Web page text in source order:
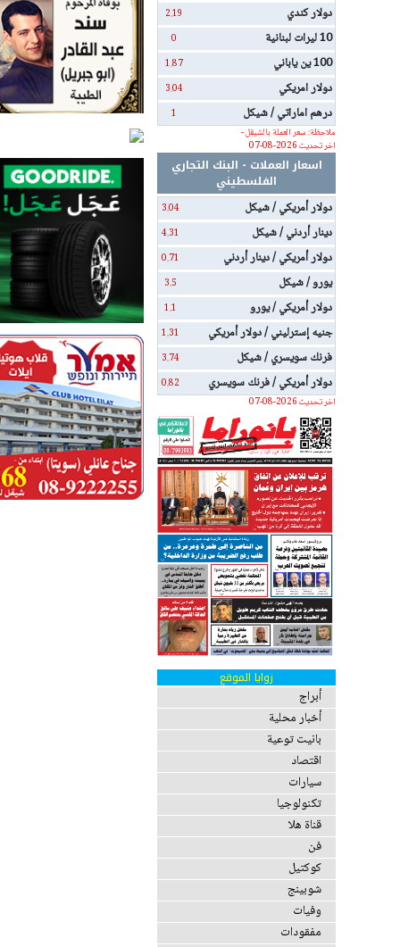
دولار كندي 2.19
10 ليرات لبنانية 0
100 ين ياباني 1.87
دولار امريكي 3.04
درهم اماراتي / شيكل
1
ملاحظة: سعر العملة بالشيقل -
اخر تحديث 2026-08-07
اسعار العملات - البنك التجاري
الفلسطيني
دولار أمريكي / شيكل
3.04
دينار أردني / شيكل 4.31
دولار أمريكي / دينار أردني 0.71
يورو / شيكل 3.5
دولار أمريكي / يورو 1.1
جنيه إسترليني / دولار أمريكي 1.31
فرنك سويسري / شيكل 3.74
دولار أمريكي / فرنك سويسري
0.82
اخر تحديث 2026-08-07
زوايا الموقع
أبراج
أخبار محلية
بانيت توعية
اقتصاد
سيارات
تكنولوجيا
قناة هلا
فن
كوكتيل
شوبينج
وفيات
مفقودات